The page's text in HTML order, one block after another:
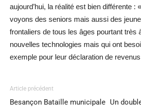
aujourd’hui, la réalité est bien différente :
voyons des seniors mais aussi des
frontaliers de tous les âges pourtant très
nouvelles technologies mais qui ont
exemple pour leur déclaration de
Article précédent
Besançon Bataille municipale Un